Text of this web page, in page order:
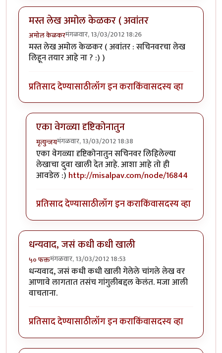
मस्त लेख अमोल केळकर ( अवांतर
अमोल केळकरमंगळवार, 13/03/2012 18:26
मस्त लेख अमोल केळकर ( अवांतर : सचिनवरचा लेख
लिहून तयार आहे ना ? :) )
प्रतिसाद देण्यासाठीलॉग इन कराकिंवासदस्य व्हा
एका वेगळ्या दृष्टिकोनातुन
मृत्युन्जयमंगळवार, 13/03/2012 18:38
In reply toमस्त लेख अमोल केळकर ( अवांतर
एका वेगळ्या दृष्टिकोनातुन सचिनवर लिहिलेल्या
लेखाचा दुवा खाली देत आहे. आशा आहे तो ही
आवडेल :) http://misalpav.com/node/16844
प्रतिसाद देण्यासाठीलॉग इन कराकिंवासदस्य व्हा
धन्यवाद, जसं कधी कधी खाली
५० फक्तमंगळवार, 13/03/2012 18:53
धन्यवाद, जसं कधी कधी खाली गेलेले चांगले लेख वर
आणावे लागतात तसंच गांगुलीबद्दल केलंत. मजा आली
वाचताना.
प्रतिसाद देण्यासाठीलॉग इन कराकिंवासदस्य व्हा